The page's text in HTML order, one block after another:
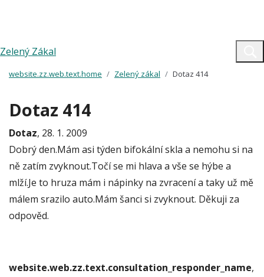
Zelený Zákal
website.zz.web.text.home Zelený zákal Dotaz 414
Dotaz 414
Dotaz, 28. 1. 2009
Dobrý den.Mám asi týden bifokální skla a nemohu si na
ně zatím zvyknout.Točí se mi hlava a vše se hýbe a
mlží.Je to hruza mám i nápinky na zvracení a taky už mě
málem srazilo auto.Mám šanci si zvyknout. Děkuji za
odpověd.
website.web.zz.text.consultation_responder_name,